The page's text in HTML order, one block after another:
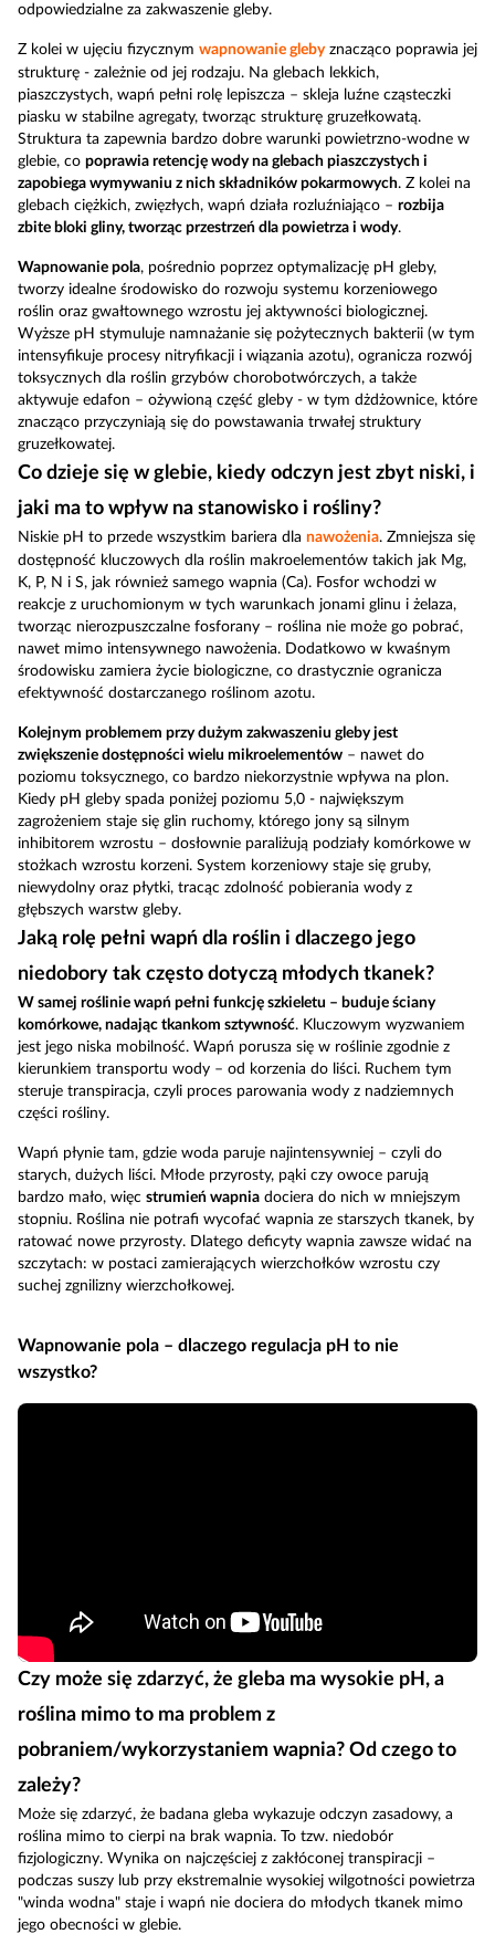
odpowiedzialne za zakwaszenie gleby.
Z kolei w ujęciu fizycznym wapnowanie glebyznacząco poprawia jej
strukturę - zależnie od jej rodzaju. Na glebach lekkich,
piaszczystych, wapń pełni rolę lepiszcza – skleja luźne cząsteczki
piasku w stabilne agregaty, tworząc strukturę gruzełkowatą.
Struktura ta zapewnia bardzo dobre warunki powietrzno-wodne w
glebie, co poprawia retencję wody na glebach piaszczystych i
zapobiega wymywaniu z nich składników pokarmowych. Z kolei na
glebach ciężkich, zwięzłych, wapń działa rozluźniająco – rozbija
zbite bloki gliny, tworząc przestrzeń dla powietrza i wody.
Wapnowanie pola, pośrednio poprzez optymalizację pH gleby,
tworzy idealne środowisko do rozwoju systemu korzeniowego
roślin oraz gwałtownego wzrostu jej aktywności biologicznej.
Wyższe pH stymuluje namnażanie się pożytecznych bakterii (w tym
intensyfikuje procesy nitryfikacji i wiązania azotu), ogranicza rozwój
toksycznych dla roślin grzybów chorobotwórczych, a także
aktywuje edafon – ożywioną część gleby - w tym dżdżownice, które
znacząco przyczyniają się do powstawania trwałej struktury
gruzełkowatej.
Co dzieje się w glebie, kiedy odczyn jest zbyt niski, i
jaki ma to wpływ na stanowisko i rośliny?
Niskie pH to przede wszystkim bariera dla nawożenia. Zmniejsza się
dostępność kluczowych dla roślin makroelementów takich jak Mg,
K, P, N i S, jak również samego wapnia (Ca). Fosfor wchodzi w
reakcje z uruchomionym w tych warunkach jonami glinu i żelaza,
tworząc nierozpuszczalne fosforany – roślina nie może go pobrać,
nawet mimo intensywnego nawożenia. Dodatkowo w kwaśnym
środowisku zamiera życie biologiczne, co drastycznie ogranicza
efektywność dostarczanego roślinom azotu.
Kolejnym problemem przy dużym zakwaszeniu gleby jest
zwiększenie dostępności wielu mikroelementów – nawet do
poziomu toksycznego, co bardzo niekorzystnie wpływa na plon.
Kiedy pH gleby spada poniżej poziomu 5,0 - największym
zagrożeniem staje się glin ruchomy, którego jony są silnym
inhibitorem wzrostu – dosłownie paraliżują podziały komórkowe w
stożkach wzrostu korzeni. System korzeniowy staje się gruby,
niewydolny oraz płytki, tracąc zdolność pobierania wody z
głębszych warstw gleby.
Jaką rolę pełni wapń dla roślin i dlaczego jego
niedobory tak często dotyczą młodych tkanek?
W samej roślinie wapń pełni funkcję szkieletu – buduje ściany
komórkowe, nadając tkankom sztywność. Kluczowym wyzwaniem
jest jego niska mobilność. Wapń porusza się w roślinie zgodnie z
kierunkiem transportu wody – od korzenia do liści. Ruchem tym
steruje transpiracja, czyli proces parowania wody z nadziemnych
części rośliny.
Wapń płynie tam, gdzie woda paruje najintensywniej – czyli do
starych, dużych liści. Młode przyrosty, pąki czy owoce parują
bardzo mało, więc strumień wapnia dociera do nich w mniejszym
stopniu. Roślina nie potrafi wycofać wapnia ze starszych tkanek, by
ratować nowe przyrosty. Dlatego deficyty wapnia zawsze widać na
szczytach: w postaci zamierających wierzchołków wzrostu czy
suchej zgnilizny wierzchołkowej.
Wapnowanie pola – dlaczego regulacja pH to nie
wszystko?
Czy może się zdarzyć, że gleba ma wysokie pH, a
roślina mimo to ma problem z
pobraniem/wykorzystaniem wapnia? Od czego to
zależy?
Może się zdarzyć, że badana gleba wykazuje odczyn zasadowy, a
roślina mimo to cierpi na brak wapnia. To tzw. niedobór
fizjologiczny. Wynika on najczęściej z zakłóconej transpiracji –
podczas suszy lub przy ekstremalnie wysokiej wilgotności powietrza
"winda wodna" staje i wapń nie dociera do młodych tkanek mimo
jego obecności w glebie.